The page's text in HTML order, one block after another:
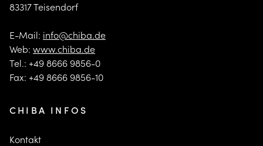
83317 Teisendorf
E-Mail: info@chiba.de
Web: www.chiba.de
Tel.: +49 8666 9856-0
Fax: +49 8666 9856-10
CHIBA INFOS
Kontakt